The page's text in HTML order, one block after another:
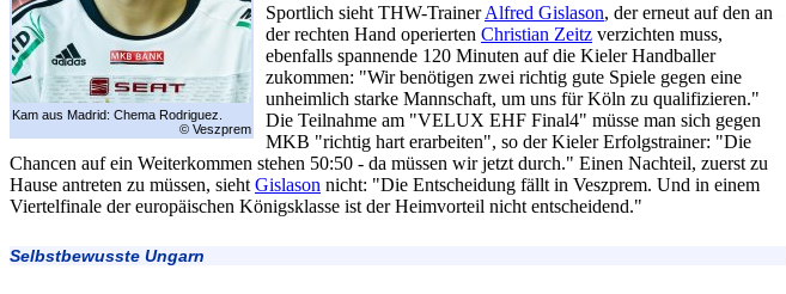
Kam aus Madrid: Chema Rodriguez.
© Veszprem
Sportlich sieht THW-TrainerAlfred Gislason, der erneut auf den an
der rechten Hand operierten Christian Zeitz verzichten muss,
ebenfalls spannende 120 Minuten auf die Kieler Handballer
zukommen: "Wir benötigen zwei richtig gute Spiele gegen eine
unheimlich starke Mannschaft, um uns für Köln zu qualifizieren."
Die Teilnahme am "VELUX EHF Final4" müsse man sich gegen
MKB "richtig hart erarbeiten", so der Kieler Erfolgstrainer: "Die
Chancen auf ein Weiterkommen stehen 50:50 - da müssen wir jetzt durch." Einen Nachteil, zuerst zu
Hause antreten zu müssen, sieht Gislason nicht: "Die Entscheidung fällt in Veszprem. Und in einem
Viertelfinale der europäischen Königsklasse ist der Heimvorteil nicht entscheidend."
Selbstbewusste Ungarn